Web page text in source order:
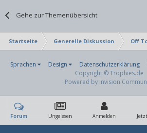
Gehe zur Themenübersicht
Startseite Generelle Diskussion Off
Sprachen Design Datenschutzerklärung
Copyright © Trophies.de
Powered by Invision
Forum Ungelesen Anmelden